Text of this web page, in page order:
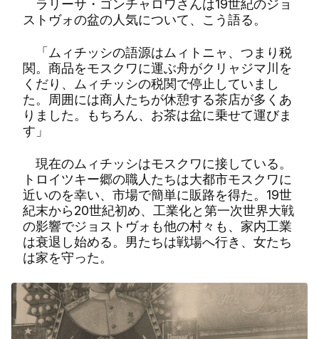
ラリーサ・ゴンチャロワさんは19世紀のジョ
ストヴォの盆の人気について、こう語る。
「ムィチッシの語源はムィトニャ、つまり税
関。商品をモスクワに運ぶ舟がクリャジマ川を
くだり、ムィチッシの税関で停止していまし
た。周囲には商人たちが休憩する茶店が多くあ
りました。もちろん、お茶は盆に乗せて運びま
す」
現在のムィチッシはモスクワに接している。
トロイツキー郷の職人たちは大都市モスクワに
近いのを幸い、市場で簡単に販路を得た。19世
紀末から20世紀初め、工業化と第一次世界大戦
の影響でジョストヴォも他の村々も、家内工業
は衰退し始める。男たちは戦場へ行き、女たち
は家を守った。